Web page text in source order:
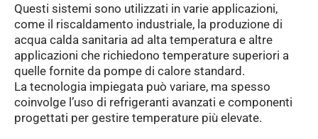
Questi sistemi sono utilizzati in varie applicazioni,
come il riscaldamento industriale, la produzione di
acqua calda sanitaria ad alta temperatura e altre
applicazioni che richiedono temperature superiori a
quelle fornite da pompe di calore standard.
La tecnologia impiegata può variare, ma spesso
coinvolge l’uso di refrigeranti avanzati e componenti
progettati per gestire temperature più elevate.